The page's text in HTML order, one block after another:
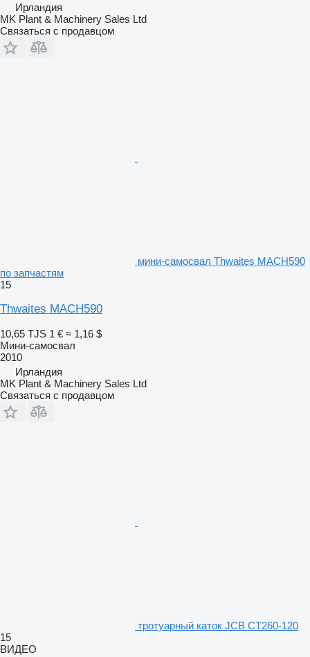
Ирландия
MK Plant & Machinery Sales Ltd
Связаться с продавцом
мини-самосвал Thwaites MACH590
по запчастям
15
Thwaites MACH590
10,65 TJS 1 € ≈ 1,16 $
Мини-самосвал
2010
Ирландия
MK Plant & Machinery Sales Ltd
Связаться с продавцом
тротуарный каток JCB CT260-120
15
ВИДЕО